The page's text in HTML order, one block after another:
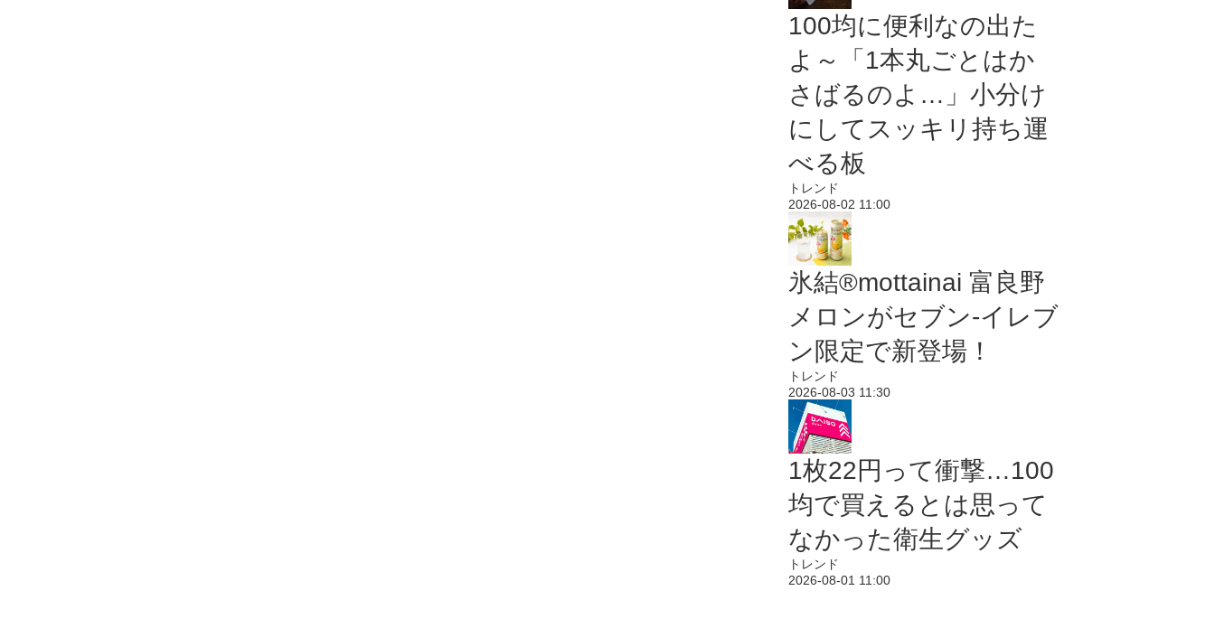
100均に便利なの出た
よ～「1本丸ごとはか
さばるのよ…」小分け
にしてスッキリ持ち運
べる板
トレンド
2026-08-02 11:00
氷結®mottainai 富良野
メロンがセブン‐イレブ
ン限定で新登場！
トレンド
2026-08-03 11:30
1枚22円って衝撃…100
均で買えるとは思って
なかった衛生グッズ
トレンド
2026-08-01 11:00